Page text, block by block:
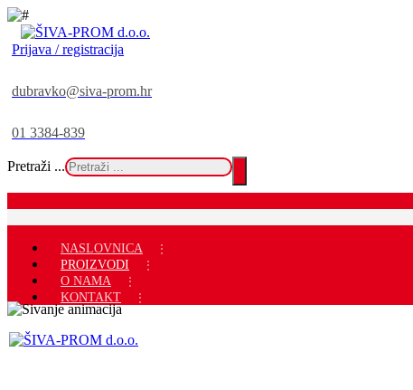
Prijava / registracija
dubravko@siva-prom.hr
01 3384-839
Pretraži ...
NASLOVNICA
PROIZVODI
O NAMA
KONTAKT